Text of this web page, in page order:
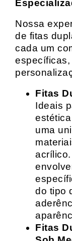
Nossa
de fitas
cada um
Fitas
Ideais
uma
do tipo
Fitas